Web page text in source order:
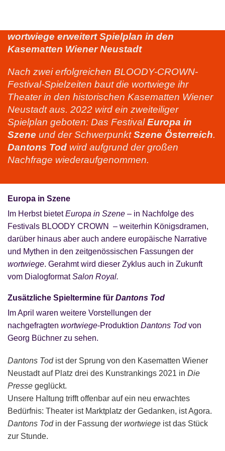
wortwiege erweitert Spielplan in den
Kasematten Wiener Neustadt
Nach zwei erfolgreichen BLOODY-CROWN-
Festival-Spielzeiten baut die wortwiege ihr
Theater in den historischen Kasematten Wiener
Neustadt aus. 2022 wird ein zweiteiliger
Spielplan geboten: Das FestivalEuropa in
Szene und der SchwerpunktSzene Österreich.
Dantons Tod wird aufgrund der großen
Nachfrage wiederaufgenommen.
Europa in Szene
Im Herbst bietetEuropa in Szene – in Nachfolge des
Festivals BLOODY CROWN – weiterhin Königsdramen,
darüber hinaus aber auch andere europäische Narrative
und Mythen in den zeitgenössischen Fassungen der
wortwiege. Gerahmt wird dieser Zyklus auch in Zukunft
vom DialogformatSalon Royal.
Zusätzliche Spieltermine für Dantons Tod
Im April waren weitere Vorstellungen der
nachgefragten wortwiege-Produktion Dantons Todvon
Georg Büchner zu sehen.
Dantons Tod ist der Sprung von den Kasematten Wiener
Neustadt auf Platz drei des Kunstrankings 2021 in Die
Presse geglückt.
Unsere Haltung trifft offenbar auf ein neu erwachtes
Bedürfnis: Theater ist Marktplatz der Gedanken, ist Agora.
Dantons Todin der Fassung der wortwiege ist das Stück
zur Stunde.